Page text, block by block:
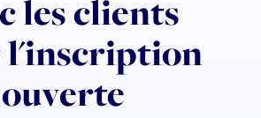
les clients
l'inscription
ouverte